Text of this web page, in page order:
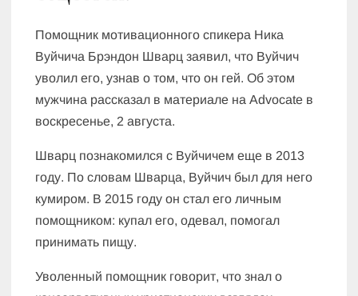
Помощник мотивационного спикера Ника
Вуйчича Брэндон Шварц заявил, что Вуйчич
уволил его, узнав о том, что он гей. Об этом
мужчина рассказал в материале на Advocate в
воскресенье, 2 августа.
Шварц познакомился с Вуйчичем еще в 2013
году. По словам Шварца, Вуйчич был для него
кумиром. В 2015 году он стал его личным
помощником: купал его, одевал, помогал
принимать пищу.
Уволенный помощник говорит, что знал о